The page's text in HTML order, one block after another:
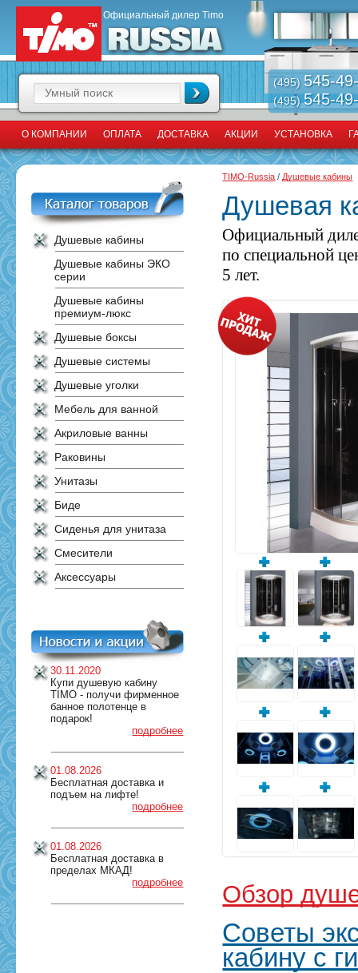
Официальный дилер Timo
(495) 545-
(495)545-
О КОМПАНИИ ОПЛАТА ДОСТАВКА АКЦИИ УСТАНОВКА
Душевые кабины
Душевые кабины ЭКО
серии
Душевые кабины
премиум-люкс
Душевые боксы
Душевые системы
Душевые уголки
Мебель для ванной
Акриловые ванны
Раковины
Унитазы
Биде
Сиденья для унитаза
Смесители
Аксессуары
30.11.2020
Купи душевую кабину
TIMO - получи фирменное
банное полотенце в
подарок!
подробнее
01.08.2026
Бесплатная доставка и
подъем на лифте!
подробнее
01.08.2026
Бесплатная доставка в
пределах МКАД!
подробнее
TIMO-Russia / Душевые кабины
Душевая
Официальный
по специальной
5 лет.
Обзор
Советы
кабину с